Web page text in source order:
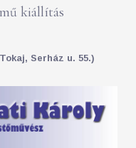
kiállítás
Serház u. 55.)